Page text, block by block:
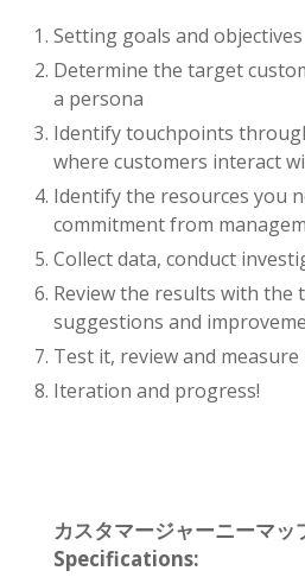
Setting goals and objectives
Determine the target
a persona
Identify touchpoints
where customers interact
Identify the resources you
commitment from
Collect data, conduct
Review the results with the
suggestions and
Test it, review and
Iteration and progress!
カスタマージャーニーマ
Specifications: